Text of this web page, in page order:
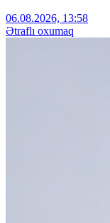
06.08.2026, 13:58
Ətraflı oxumaq